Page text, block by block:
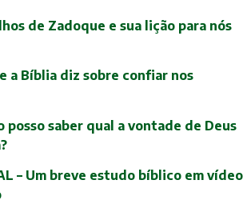
de Zadoque e sua lição para nós
a Bíblia diz sobre confiar nos
posso saber qual a vontade de Deus
– Um breve estudo bíblico em vídeo